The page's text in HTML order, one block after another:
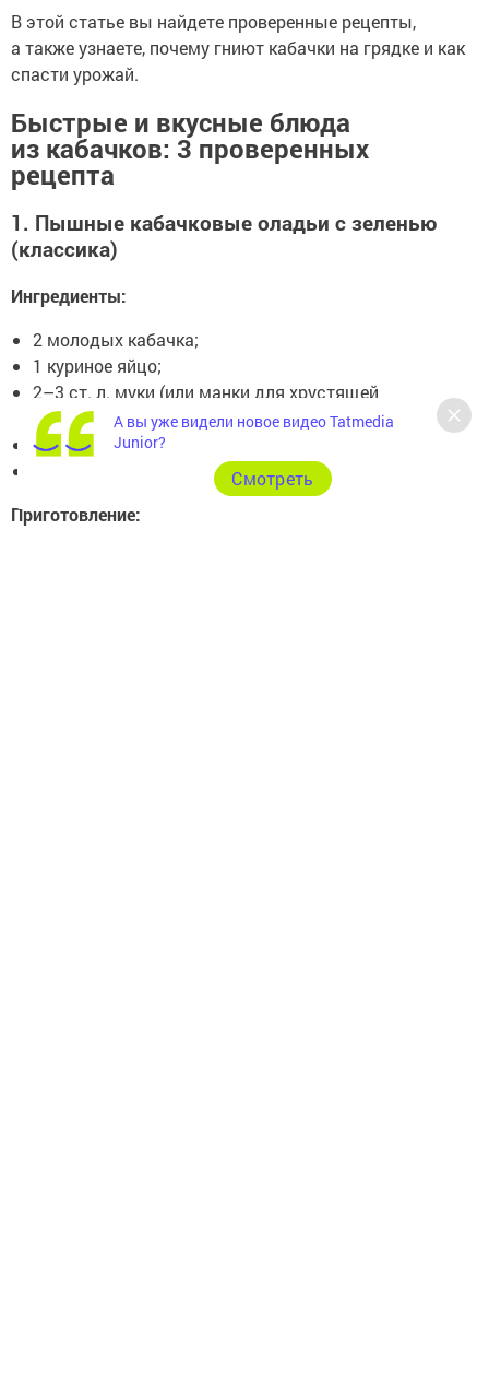
В этой статье вы найдете проверенные рецепты,
а также узнаете, почему гниют кабачки на грядке и как
спасти урожай.
Быстрые и вкусные блюда
из кабачков: 3 проверенных
рецепта
1. Пышные кабачковые оладьи с зеленью
(классика)
Ингредиенты:
2 молодых кабачка;
1 куриное яйцо;
2–3 ст. л. муки (или манки для хрустящей
корочки);
соль по вкусу;
пучок зеленого лука и укропа.
Приготовление:
А вы уже видели новое видео Tatmedia
Junior?
Cмотреть